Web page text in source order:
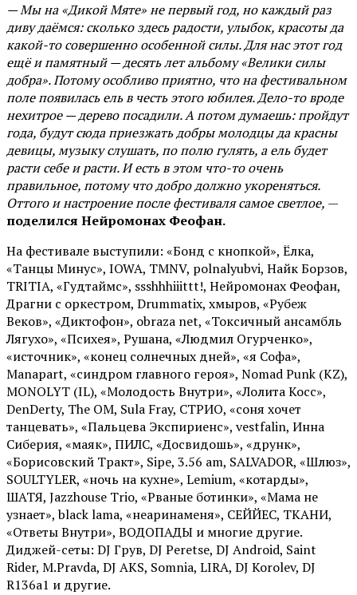
— Мы на «Дикой Мяте» не первый год, но каждый раз
диву даёмся: сколько здесь радости, улыбок, красоты да
какой-то совершенно особенной силы. Для нас этот год
ещё и памятный — десять лет альбому «Велики силы
добра». Потому особливо приятно, что на фестивальном
поле появилась ель в честь этого юбилея. Дело-то вроде
нехитрое — дерево посадили. А потом думаешь: пройдут
года, будут сюда приезжать добры молодцы да красны
девицы, музыку слушать, по полю гулять, а ель будет
расти себе и расти. И есть в этом что-то очень
правильное, потому что добро должно укореняться.
Оттого и настроение после фестиваля самое светлое, —
поделился Нейромонах Феофан.
На фестивале выступили: «Бонд с кнопкой», Ёлка,
«Танцы Минус», IOWA, TMNV, polnalyubvi, Найк Борзов,
TRITIA, «Гудтаймс», ssshhhiiittt!, Нейромонах Феофан,
Драгни с оркестром, Drummatix, хмыров, «Рубеж
Веков», «Диктофон», obraza net, «Токсичный ансамбль
Лягухо», «Психея», Рушана, «Людмил Огурченко»,
«источник», «конец солнечных дней», «я Софа»,
Manapart, «синдром главного героя», Nomad Punk (KZ),
MONOLYT (IL), «Молодость Внутри», «Лолита Косс»,
DenDerty, The OM, Sula Fray, СТРИО, «соня хочет
танцевать», «Пальцева Экспириенс», vestfalin, Инна
Сиберия, «маяк», ПИЛС, «Досвидошь», «друнк»,
«Борисовский Тракт», Sipe, 3.56 am, SALVADOR, «Шлюз»,
SOULTYLER, «ночь на кухне», Lemium, «котарды»,
ШАТЯ, Jazzhouse Trio, «Рваные ботинки», «Мама не
узнает», black lama, «неаринаменя», СЕЙЙЕС, ТКАНИ,
«Ответы Внутри», ВОДОПАДЫ и многие другие.
Диджей-сеты: DJ Грув, DJ Peretse, DJ Android, Saint
Rider, М.Pravda, DJ AKS, Somnia, LIRA, DJ Korolev, DJ
R136a1 и другие.